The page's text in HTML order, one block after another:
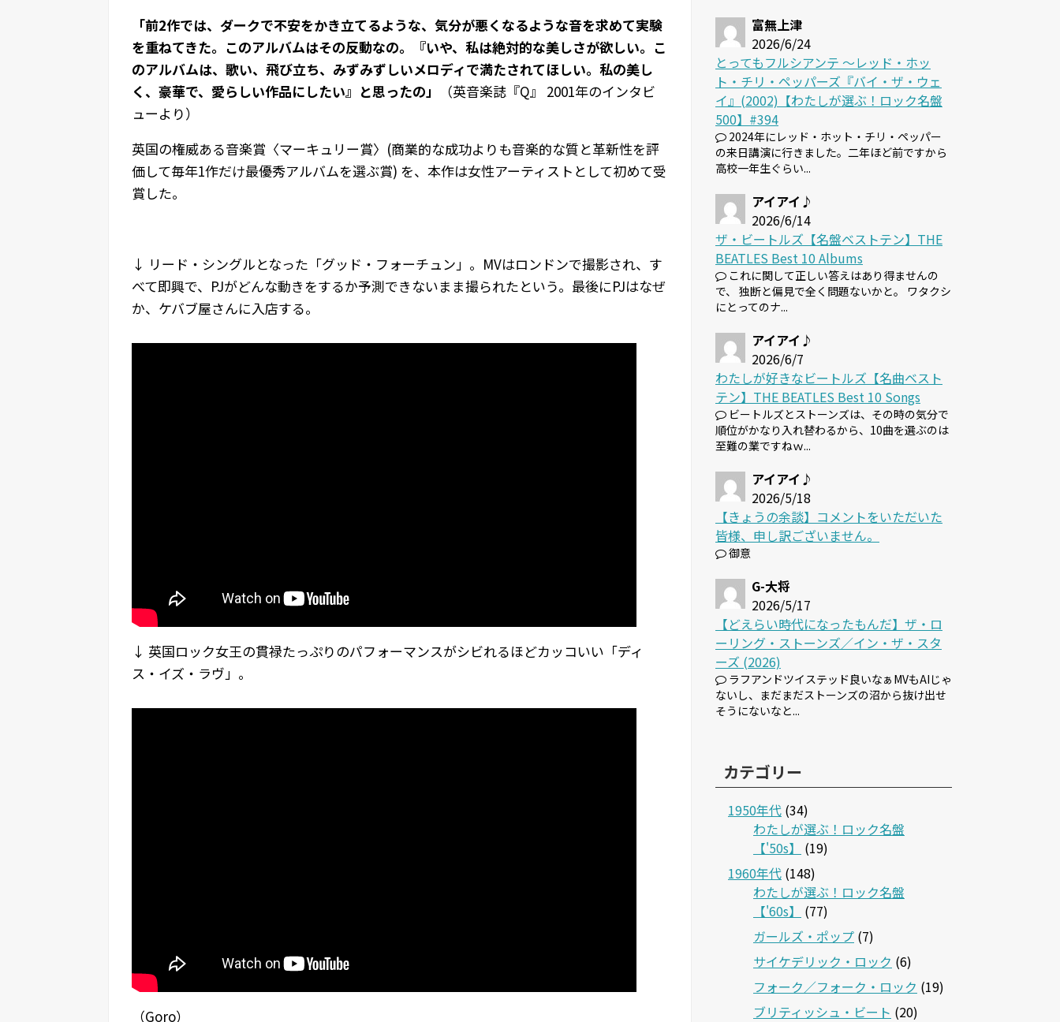
「前2作では、ダークで不安をかき立てるような、気分が悪くなるような音を求めて実験
を重ねてきた。このアルバムはその反動なの。『いや、私は絶対的な美しさが欲しい。こ
のアルバムは、歌い、飛び立ち、みずみずしいメロディで満たされてほしい。私の美し
く、豪華で、愛らしい作品にしたい』と思ったの」
（英音楽誌『Q』 2001年のインタビ
ューより）
英国の権威ある音楽賞〈マーキュリー賞〉(商業的な成功よりも音楽的な質と革新性を評
価して毎年1作だけ最優秀アルバムを選ぶ賞) を、本作は女性アーティストとして初めて受
賞した。
↓ リード・シングルとなった「グッド・フォーチュン」。MVはロンドンで撮影され、す
べて即興で、PJがどんな動きをするか予測できないまま撮られたという。最後にPJはなぜ
か、ケバブ屋さんに入店する。
↓ 英国ロック女王の貫禄たっぷりのパフォーマンスがシビれるほどカッコいい「ディ
ス・イズ・ラヴ」。
（Goro）
富無上津
2026/6/24
とってもフルシアンテ 〜レッド・ホッ
ト・チリ・ペッパーズ『バイ・ザ・ウェ
イ』(2002)【わたしが選ぶ！ロック名盤
500】#394
2024年にレッド・ホット・チリ・ペッパー
の来日講演に行きました。二年ほど前ですから
高校一年生ぐらい...
アイアイ♪
2026/6/14
ザ・ビートルズ【名盤ベストテン】THE
BEATLES Best 10 Albums
これに関して正しい答えはあり得ませんの
で、 独断と偏見で全く問題ないかと。 ワタクシ
にとってのナ...
アイアイ♪
2026/6/7
わたしが好きなビートルズ【名曲ベスト
テン】THE BEATLES Best 10 Songs
ビートルズとストーンズは、その時の気分で
順位がかなり入れ替わるから、10曲を選ぶのは
至難の業ですねｗ...
アイアイ♪
2026/5/18
【きょうの余談】コメントをいただいた
皆様、申し訳ございません。
御意
G-大将
2026/5/17
【どえらい時代になったもんだ】ザ・ロ
ーリング・ストーンズ／イン・ザ・スタ
ーズ (2026)
ラフアンドツイステッド良いなぁMVもAIじゃ
ないし、まだまだストーンズの沼から抜け出せ
そうにないなと...
カテゴリー
1950年代 (34)
わたしが選ぶ！ロック名盤
【'50s】
(19)
1960年代 (148)
わたしが選ぶ！ロック名盤
【'60s】
(77)
ガールズ・ポップ (7)
サイケデリック・ロック (6)
フォーク／フォーク・ロック (19)
ブリティッシュ・ビート (20)